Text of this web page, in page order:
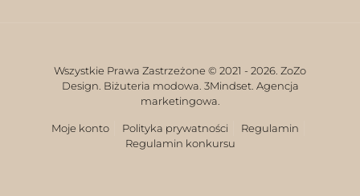
Wszystkie Prawa Zastrzeżone © 2021 - 2026. ZoZo
Design. Biżuteria modowa. 3Mindset. Agencja
marketingowa.
Moje konto Polityka prywatności
Regulamin
Regulamin konkursu